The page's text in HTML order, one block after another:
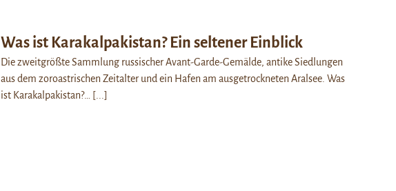
Was ist Karakalpakistan? Ein seltener Einblick
Die zweitgrößte Sammlung russischer Avant-Garde-Gemälde, antike Siedlungen
aus dem zoroastrischen Zeitalter und ein Hafen am ausgetrockneten Aralsee. Was
ist Karakalpakistan?…
[...]